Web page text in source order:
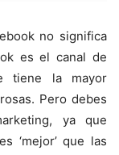
no significa
es el canal de
tiene la mayor
Pero debes
ya que
‘mejor’ que las